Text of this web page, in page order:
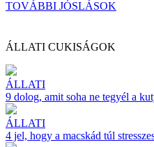
TOVÁBBI JÓSLÁSOK
ÁLLATI CUKISÁGOK
ÁLLATI
9 dolog, amit soha ne tegyél a
ÁLLATI
4 jel, hogy a macskád túl